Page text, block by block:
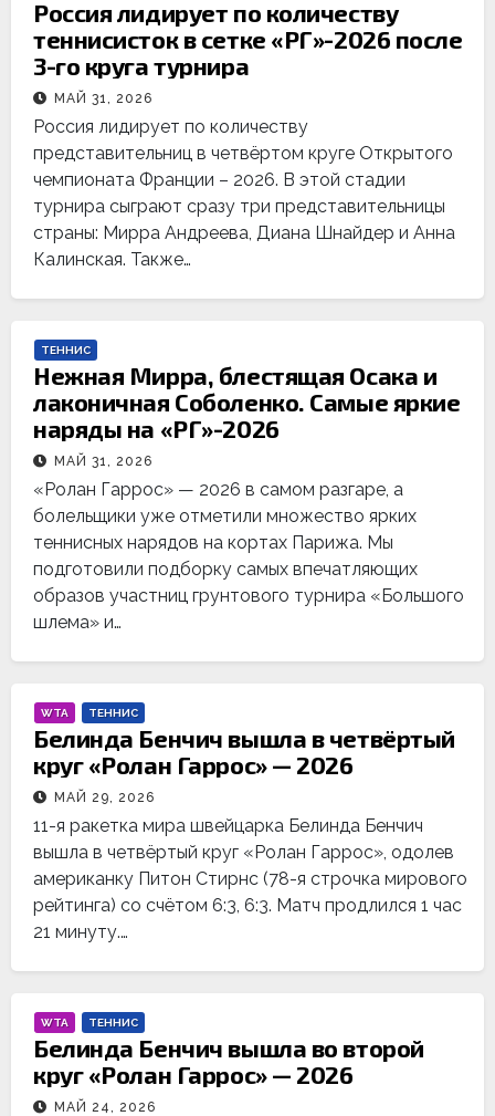
Россия лидирует по количеству
теннисисток в сетке «РГ»-2026 после
3-го круга турнира
МАЙ 31, 2026
Россия лидирует по количеству
представительниц в четвёртом круге Открытого
чемпионата Франции – 2026. В этой стадии
турнира сыграют сразу три представительницы
страны: Мирра Андреева, Диана Шнайдер и Анна
Калинская. Также…
ТЕННИС
Нежная Мирра, блестящая Осака и
лаконичная Соболенко. Самые яркие
наряды на «РГ»-2026
МАЙ 31, 2026
«Ролан Гаррос» — 2026 в самом разгаре, а
болельщики уже отметили множество ярких
теннисных нарядов на кортах Парижа. Мы
подготовили подборку самых впечатляющих
образов участниц грунтового турнира «Большого
шлема» и…
WTA ТЕННИС
Белинда Бенчич вышла в четвёртый
круг «Ролан Гаррос» — 2026
МАЙ 29, 2026
11-я ракетка мира швейцарка Белинда Бенчич
вышла в четвёртый круг «Ролан Гаррос», одолев
американку Питон Стирнс (78-я строчка мирового
рейтинга) со счётом 6:3, 6:3. Матч продлился 1 час
21 минуту.…
WTA ТЕННИС
Белинда Бенчич вышла во второй
круг «Ролан Гаррос» — 2026
МАЙ 24, 2026